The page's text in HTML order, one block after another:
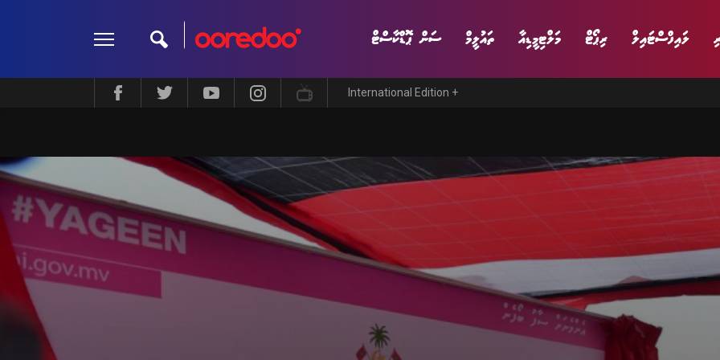
ލައިފްސްޓައިލް ރިޕޯޓް މަލްޓިމީޑިއާ ތައުލީމް ސަން ޕޮޑްކާސްޓް
ލައިފްސްޓައިލް ދީން ކޮލަމް މަލްޓިމީޑިއާ
International Edition +